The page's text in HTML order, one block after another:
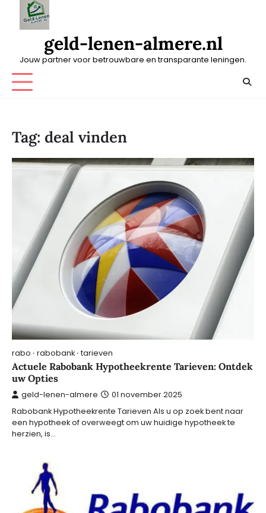
geld-lenen-almere.nl
Jouw partner voor betrouwbare en transparante leningen.
Tag: deal vinden
rabo rabobank tarieven
Actuele Rabobank Hypotheekrente Tarieven: Ontdek
uw Opties
geld-lenen-almere 01 november 2025
Rabobank Hypotheekrente Tarieven Als u op zoek bent naar
een hypotheek of overweegt om uw huidige hypotheek te
herzien, is…